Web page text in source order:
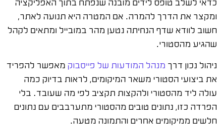
ומקצר את הדרך להמרה. אם המטרה היא תנועה לאתר,
חשוב לוודא שדף הנחיתה נטען מהר במובייל ומתאים לקהל
שהגיע מהסטורי.
ניהול נכון דרך מנהל המודעות של פייסבוק מאפשר להפריד
את ביצועי הסטורי משאר המיקומים, לראות בדיוק כמה
עולה ליד מהסטורי ולהקצות תקציב לפי מה שעובד. בלי
הפרדה כזו, נתונים טובים מהסטורי מתערבבים עם נתונים
חלשים ממיקומים אחרים והתמונה מטעה.